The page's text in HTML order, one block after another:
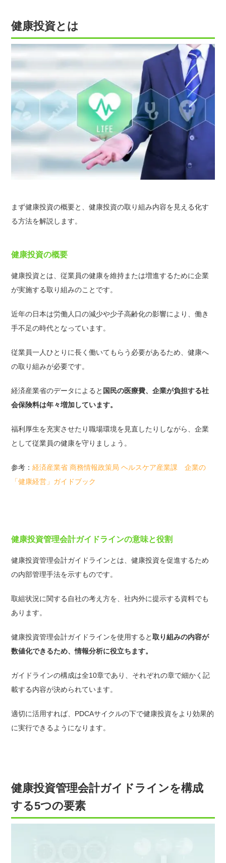
健康投資とは
まず健康投資の概要と、健康投資の取り組み内容を見える化す
る方法を解説します。
健康投資の概要
健康投資とは、従業員の健康を維持または増進するために企業
が実施する取り組みのことです。
近年の日本は労働人口の減少や少子高齢化の影響により、働き
手不足の時代となっています。
従業員一人ひとりに長く働いてもらう必要があるため、健康へ
の取り組みが必要です。
経済産業省のデータによると 国民の医療費、企業が負担する社
会保険料は年々増加しています。
福利厚生を充実させたり職場環境を見直したりしながら、企業
として従業員の健康を守りましょう。
参考：経済産業省 商務情報政策局 ヘルスケア産業課 企業の
「健康経営」ガイドブック
健康投資管理会計ガイドラインの意味と役割
健康投資管理会計ガイドラインとは、健康投資を促進するため
の内部管理手法を示すものです。
取組状況に関する自社の考え方を、社内外に提示する資料でも
あります。
健康投資管理会計ガイドラインを使用すると取り組みの内容が
数値化できるため、情報分析に役立ちます。
ガイドラインの構成は全10章であり、それぞれの章で細かく記
載する内容が決められています。
適切に活用すれば、PDCAサイクルの下で健康投資をより効果的
に実行できるようになります。
健康投資管理会計ガイドラインを構成
する5つの要素